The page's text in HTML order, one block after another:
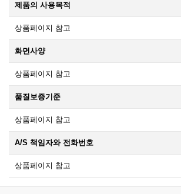
제품의 사용목적
상품페이지 참고
화면사양
상품페이지 참고
품질보증기준
상품페이지 참고
A/S 책임자와 전화번호
상품페이지 참고